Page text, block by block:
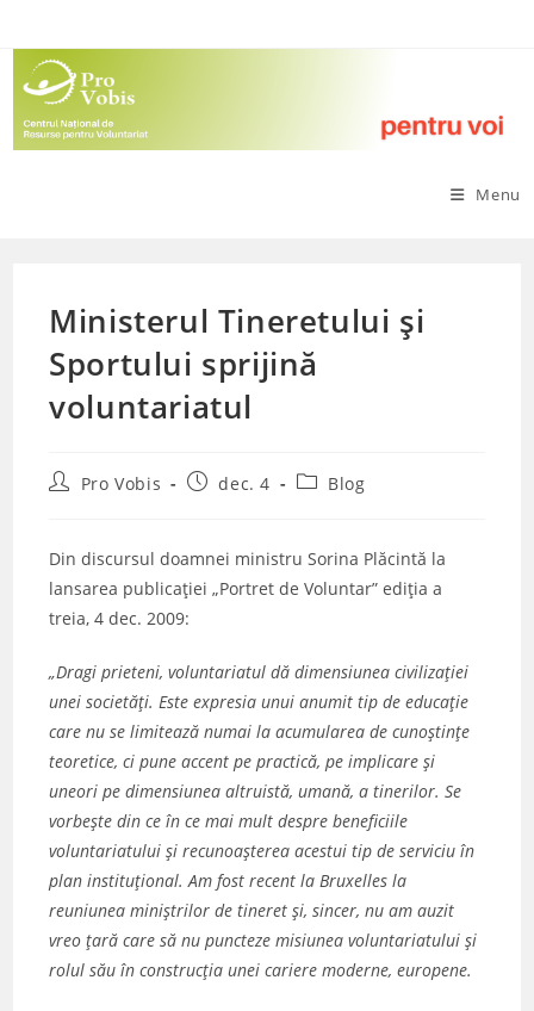
to
content
Menu
Ministerul Tineretului și
Sportului sprijină
voluntariatul
PostPro Vobis
Postdec. 4
PostBlog
Din discursul doamnei ministru Sorina Plăcintă la
lansarea publicaţiei „Portret de Voluntar” ediţia a
treia, 4 dec. 2009:
„Dragi prieteni, voluntariatul dă dimensiunea civilizaţiei
unei societăţi. Este expresia unui anumit tip de educaţie
care nu se limitează numai la acumularea de cunoştinţe
teoretice, ci pune accent pe practică, pe implicare şi
uneori pe dimensiunea altruistă, umană, a tinerilor. Se
vorbeşte din ce în ce mai mult despre beneficiile
voluntariatului şi recunoaşterea acestui tip de serviciu în
plan instituţional. Am fost recent la Bruxelles la
reuniunea miniştrilor de tineret şi, sincer, nu am auzit
vreo ţară care să nu puncteze misiunea voluntariatului şi
rolul său în construcţia unei cariere moderne, europene.